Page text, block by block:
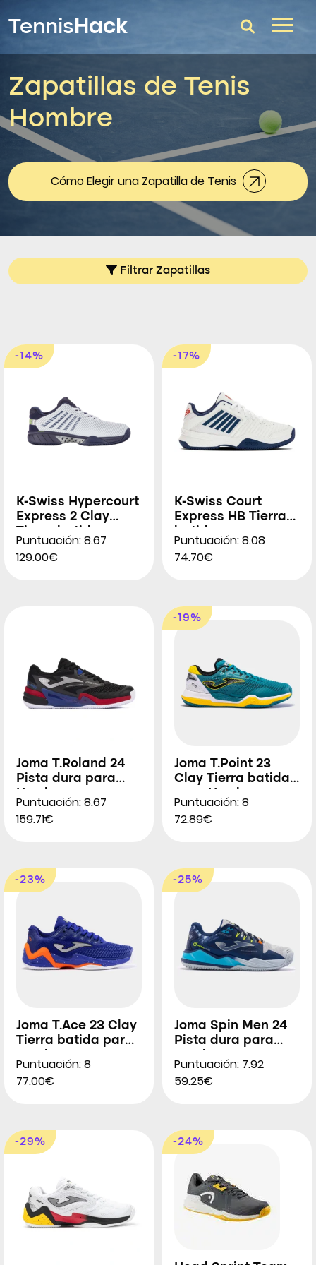
TennisHack
T-Finder
Raquetas de tenis
Zapatillas
Comparador
Zapatillas de Tenis
Hombre
Cómo Elegir una Zapatilla de Tenis
Filtrar Zapatillas
-14%
K-Swiss Hypercourt
Express 2 Clay
Hombres
Puntuación: 8.67
129.00€
-17%
K-Swiss Court
Express HB Tierra
Hombres
Puntuación: 8.08
74.70€
Joma T.Roland 24
Pista dura para
Puntuación: 8.67
159.71€
-19%
Joma T.Point 23
Clay Tierra batida
Puntuación: 8
72.89€
-23%
Joma T.Ace 23 Clay
Tierra batida para
Puntuación: 8
77.00€
-25%
Joma Spin Men 24
Pista dura para
Puntuación: 7.92
59.25€
-29% -24%